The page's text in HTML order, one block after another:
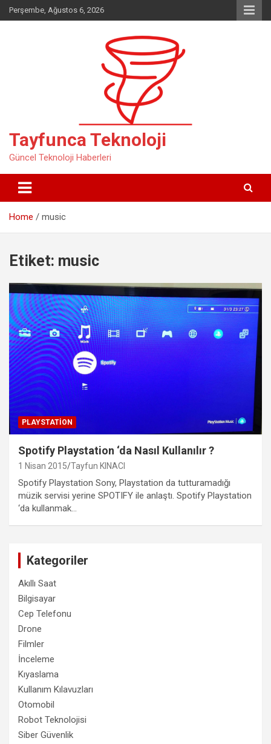
Skip
to
Perşembe, Ağustos 6, 2026
Tayfunca Teknoloji
Güncel Teknoloji Haberleri
Home music
Etiket: music
PLAYSTATION
Spotify Playstation ‘da Nasıl Kullanılır ?
1 Nisan 2015 Tayfun KINACI
Spotify Playstation Sony, Playstation da tutturamadığı
müzik servisi yerine SPOTIFY ile anlaştı. Spotify Playstation
‘da kullanmak…
Kategoriler
Akıllı Saat
Bilgisayar
Cep Telefonu
Drone
Filmler
İnceleme
Kıyaslama
Kullanım Kılavuzları
Otomobil
Robot Teknolojisi
Siber Güvenlik